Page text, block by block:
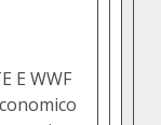
E WWF